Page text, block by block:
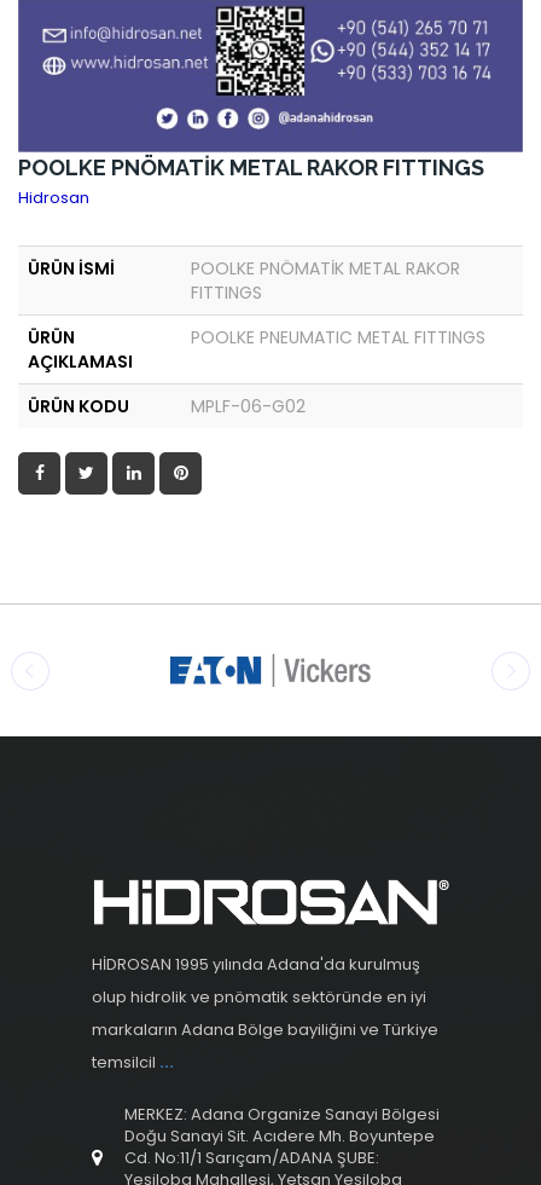
POOLKE PNÖMATİK METAL RAKOR FITTINGS
Hidrosan
ÜRÜN İSMİ
POOLKE PNÖMATİK METAL RAKOR
FITTINGS
ÜRÜN
AÇIKLAMASI
POOLKE PNEUMATIC METAL FITTINGS
ÜRÜN KODU MPLF-06-G02
HİDROSAN 1995 yılında Adana'da kurulmuş
olup hidrolik ve pnömatik sektöründe en iyi
markaların Adana Bölge bayiliğini ve Türkiye
temsilcil ...
MERKEZ: Adana Organize Sanayi Bölgesi
Doğu Sanayi Sit. Acıdere Mh. Boyuntepe
Cd. No:11/1 Sarıçam/ADANA ŞUBE:
Yeşiloba Mahallesi, Yetsan Yeşiloba